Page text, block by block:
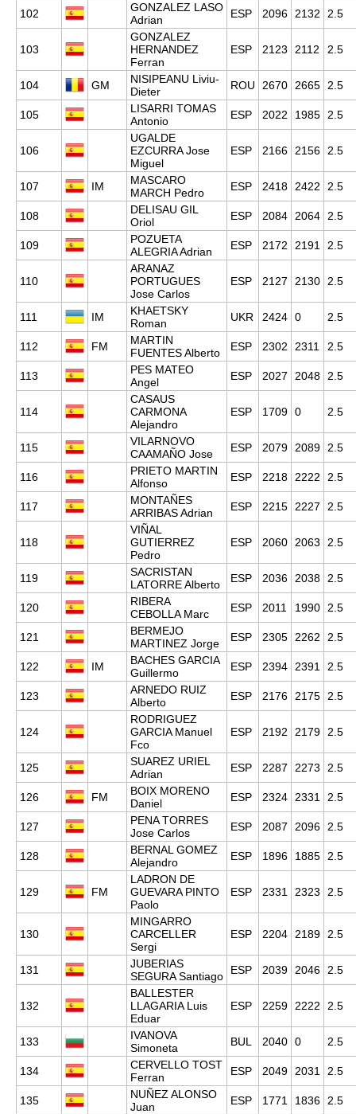
102
GONZALEZ LASO
Adrian
ESP 2096 2132 2.5
103
GONZALEZ
HERNANDEZ
Ferran
ESP 2123 2112 2.5
104 GM
NISIPEANU Liviu-
Dieter
ROU 2670 2665 2.5
105
LISARRI TOMAS
Antonio
ESP 2022 1985 2.5
106
UGALDE
EZCURRA Jose
Miguel
ESP 2166 2156 2.5
107 IM
MASCARO
MARCH Pedro
ESP 2418 2422 2.5
108
DELISAU GIL
Oriol
ESP 2084 2064 2.5
109
POZUETA
ALEGRIA Adrian
ESP 2172 2191 2.5
110
ARANAZ
PORTUGUES
Jose Carlos
ESP 2127 2130 2.5
111 IM
KHAETSKY
Roman
UKR 2424 0 2.5
112 FM
MARTIN
FUENTES Alberto
ESP 2302 2311 2.5
113
PES MATEO
Angel
ESP 2027 2048 2.5
114
CASAUS
CARMONA
Alejandro
ESP 1709 0 2.5
115
VILARNOVO
CAAMAÑO Jose
ESP 2079 2089 2.5
116
PRIETO MARTIN
Alfonso
ESP 2218 2222 2.5
117
MONTAÑES
ARRIBAS Adrian
ESP 2215 2227 2.5
118
VIÑAL
GUTIERREZ
Pedro
ESP 2060 2063 2.5
119
SACRISTAN
LATORRE Alberto
ESP 2036 2038 2.5
120
RIBERA
CEBOLLA Marc
ESP 2011 1990 2.5
121
BERMEJO
MARTINEZ Jorge
ESP 2305 2262 2.5
122 IM
BACHES GARCIA
Guillermo
ESP 2394 2391 2.5
123
ARNEDO RUIZ
Alberto
ESP 2176 2175 2.5
124
RODRIGUEZ
GARCIA Manuel
Fco
ESP 2192 2179 2.5
125
SUAREZ URIEL
Adrian
ESP 2287 2273 2.5
126 FM
BOIX MORENO
Daniel
ESP 2324 2331 2.5
127
PENA TORRES
Jose Carlos
ESP 2087 2096 2.5
128
BERNAL GOMEZ
Alejandro
ESP 1896 1885 2.5
129 FM
LADRON DE
GUEVARA PINTO
Paolo
ESP 2331 2323 2.5
130
MINGARRO
CARCELLER
Sergi
ESP 2204 2189 2.5
131
JUBERIAS
SEGURA Santiago
ESP 2039 2046 2.5
132
BALLESTER
LLAGARIA Luis
Eduar
ESP 2259 2222 2.5
133
IVANOVA
Simoneta
BUL 2040 0 2.5
134
CERVELLO TOST
Ferran
ESP 2049 2031 2.5
135
NUÑEZ ALONSO
Juan
ESP 1771 1836 2.5